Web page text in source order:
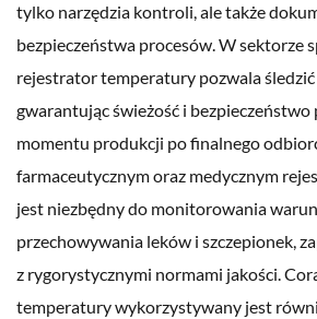
tylko narzędzia kontroli, ale także
bezpieczeństwa procesów. W sektorze
rejestrator temperatury pozwala śledzić
gwarantując świeżość i
momentu produkcji po finalnego
farmaceutycznym oraz medycznym
jest niezbędny do monitorowania
przechowywania leków i szczepionek,
z rygorystycznymi normami jakości.
temperatury wykorzystywany jest